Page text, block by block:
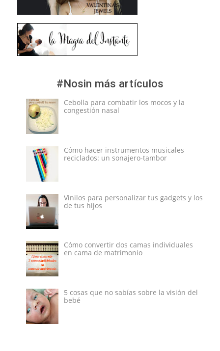
#Nosin más artículos
Cebolla para combatir los mocos y la
congestión nasal
Cómo hacer instrumentos musicales
reciclados: un sonajero-tambor
Vinilos para personalizar tus gadgets y los
de tus hijos
Cómo convertir dos camas individuales
en cama de matrimonio
5 cosas que no sabías sobre la visión del
bebé